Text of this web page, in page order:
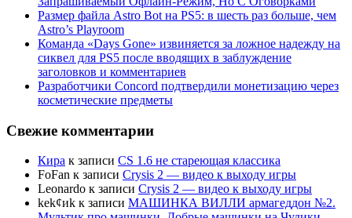
Размер файла Astro Bot на PS5: в шесть раз больше, чем
Astro’s Playroom
Команда «Days Gone» извиняется за ложное надежду на
сиквел для PS5 после вводящих в заблуждение
заголовков и комментариев
Разработчики Concord подтвердили монетизацию через
косметические предметы
Свежие комментарии
Кира к записи CS 1.6 не стареющая классика
FoFan к записи Crysis 2 — видео к выходу игры
Leonardo к записи Crysis 2 — видео к выходу игры
kek¢иk к записи МАШИНКА ВИЛЛИ армагеддон №2.